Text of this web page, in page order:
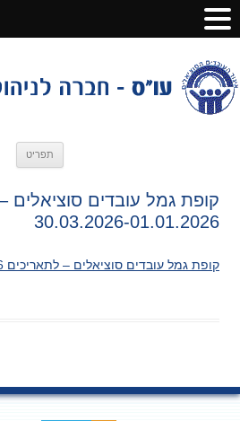
תפריט
קופת גמל עובדים סוציאלים
30.03.2026-01.01.2026
קופת גמל עובדים סוציאלים – לתאריכים 30.03.2026-01.01.2026